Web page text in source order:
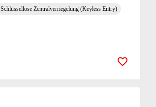
Schlüssellose Zentralverriegelung (Keyless Entry)
Zur